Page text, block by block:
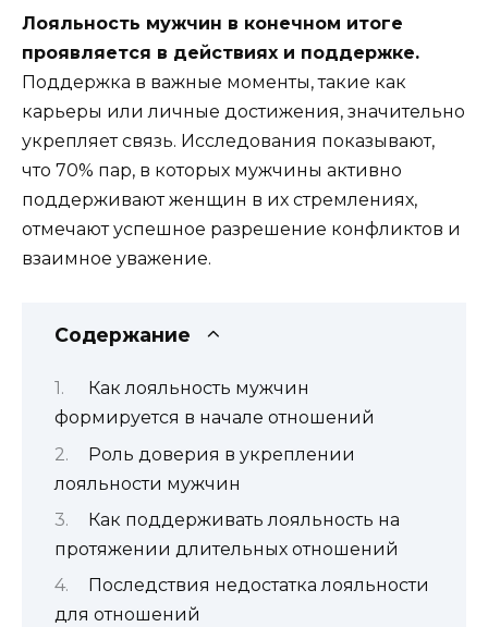
Лояльность мужчин в конечном итоге
проявляется в действиях и поддержке.
Поддержка в важные моменты, такие как
карьеры или личные достижения, значительно
укрепляет связь. Исследования показывают,
что 70% пар, в которых мужчины активно
поддерживают женщин в их стремлениях,
отмечают успешное разрешение конфликтов и
взаимное уважение.
Содержание
Как лояльность мужчин
формируется в начале отношений
Роль доверия в укреплении
лояльности мужчин
Как поддерживать лояльность на
протяжении длительных отношений
Последствия недостатка лояльности
для отношений